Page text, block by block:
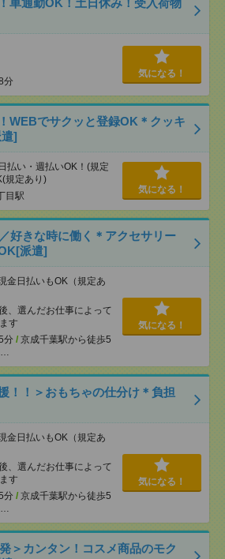
車通勤OK！土日休み！受入荷物
分
気になる！
WEBでサクッと登録OK＊クッキ
]
い・週払いOK！(規定
規定あり)
目駅
気になる！
好きな時に働く＊アクセサリー
派遣]
日払いもOK（規定あ
、選んだお仕事によって
す
分 / 京成千葉駅から徒歩5
…
気になる！
！！＞おもちゃの仕分け＊負担
日払いもOK（規定あ
、選んだお仕事によって
す
分 / 京成千葉駅から徒歩5
…
気になる！
＞カンタン！コスメ商品のモク